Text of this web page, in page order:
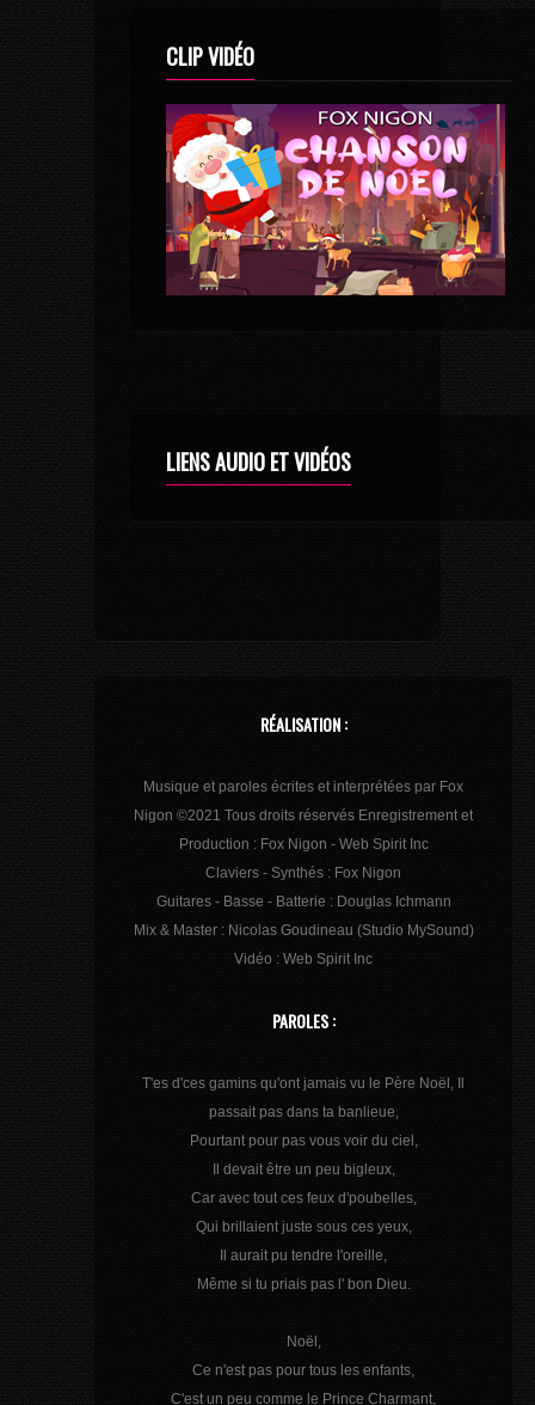
CLIP VIDÉO
LIENS AUDIO ET VIDÉOS
RÉALISATION :
Musique et paroles écrites et interprétées par Fox
Nigon ©2021 Tous droits réservés Enregistrement et
Production : Fox Nigon - Web Spirit Inc
Claviers - Synthés : Fox Nigon
Guitares - Basse - Batterie : Douglas Ichmann
Mix & Master : Nicolas Goudineau (Studio MySound)
Vidéo : Web Spirit Inc
PAROLES :
T'es d'ces gamins qu'ont jamais vu le Père Noël, Il
passait pas dans ta banlieue,
Pourtant pour pas vous voir du ciel,
Il devait être un peu bigleux,
Car avec tout ces feux d'poubelles,
Qui brillaient juste sous ces yeux,
Il aurait pu tendre l'oreille,
Même si tu priais pas l' bon Dieu.
Noël,
Ce n'est pas pour tous les enfants,
C'est un peu comme le Prince Charmant,